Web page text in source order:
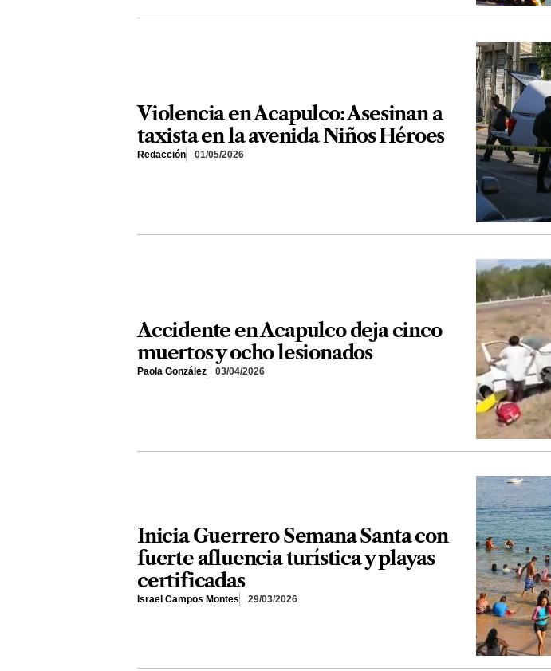
Violencia en Acapulco: Asesinan a
taxista en la avenida Niños Héroes
Redacción 01/05/2026
Accidente en Acapulco deja cinco
muertos y ocho lesionados
Paola González 03/04/2026
Inicia Guerrero Semana Santa con
fuerte afluencia turística y playas
certificadas
Israel Campos Montes 29/03/2026